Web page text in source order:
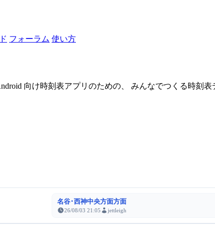
フォーラム 使い方
向け時刻表アプリのための、 みんなでつくる時刻表
名谷･西神中央方面方面
26/08/03 21:05 jettleigh